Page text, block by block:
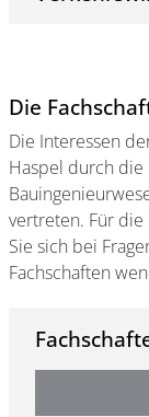
Die
Die Interessen
Haspel durch die
vertreten. Für
Sie sich bei
Fachschaften